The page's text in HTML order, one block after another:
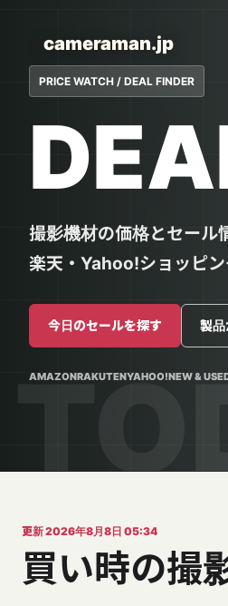
cameraman.jp
PRICE WATCH / DEAL FINDER
撮影機材の価格とセール
楽天・Yahoo!ショッピン
今日のセールを探す 製品
AMAZONRAKUTENYAHOO!NEW &
更新 2026年8月8日 05:34
買い時の撮